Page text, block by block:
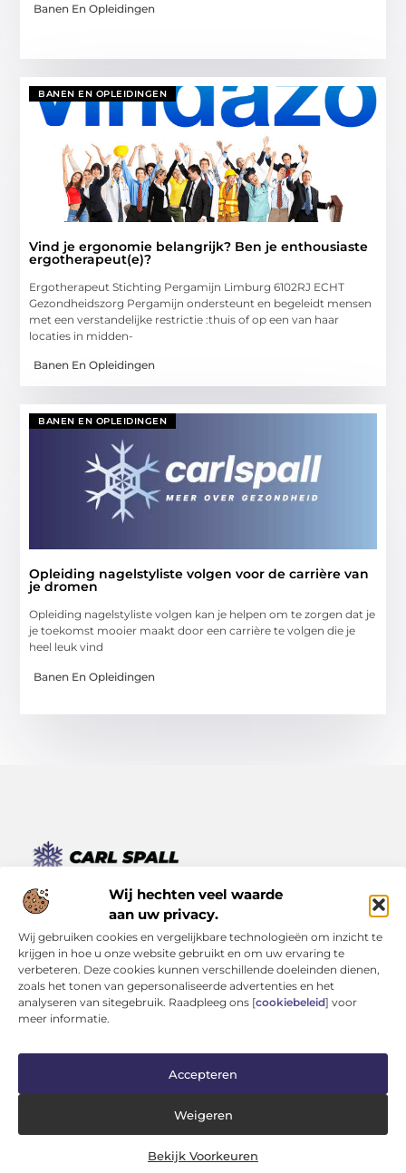
Wij hechten veel waarde
aan uw privacy.
Wij gebruiken cookies en vergelijkbare technologieën om inzicht te
krijgen in hoe u onze website gebruikt en om uw ervaring te
verbeteren. Deze cookies kunnen verschillende doeleinden dienen,
zoals het tonen van gepersonaliseerde advertenties en het
analyseren van sitegebruik. Raadpleeg ons [cookiebeleid] voor
meer informatie.
Accepteren
Weigeren
Bekijk Voorkeuren
Banen En Opleidingen
BANEN EN OPLEIDINGEN
Vind je ergonomie belangrijk? Ben je enthousiaste
ergotherapeut(e)?
Ergotherapeut Stichting Pergamijn Limburg 6102RJ ECHT
Gezondheidszorg Pergamijn ondersteunt en begeleidt mensen
met een verstandelijke restrictie :thuis of op een van haar
locaties in midden-
Banen En Opleidingen
BANEN EN OPLEIDINGEN
Opleiding nagelstyliste volgen voor de carrière van
je dromen
Opleiding nagelstyliste volgen kan je helpen om te zorgen dat je
je toekomst mooier maakt door een carrière te volgen die je
heel leuk vind
Banen En Opleidingen
Van kleine momenten tot grote inzichten – lees het hier.
Ontdek een verscheidenheid aan blogs en artikelen die je
dagelijks leven verrijken, van inspirerende verhalen tot
praktische tips.
Bericht categorie
Onze informatie
Cookiebeleid (EU)